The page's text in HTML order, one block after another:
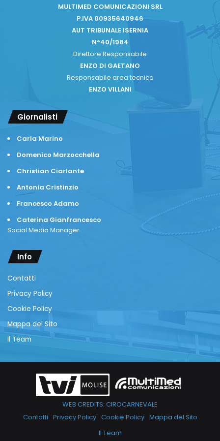
Copy URL
MULTIMED COMUNICAZIONI SRL
P.iVA 00935640946
AUT TRIBUNALE ISERNIA
N°40/1984
Direttore Responsabile
ENZO DI GAETANO
Responsabile area tecnica
ENZO VILLANI
Giornalisti
Carla Marino
Domenico Marzocchella
Christian Ciarlante
Antonia Cristinzio
Francesco Adamo
Caterina Gianfrancesco
Social Media Manager
Info
Contatti
Privacy Policy
Cookie Policy
Mappa del Sito
Il Team
WEB CREDITS: CIROCARNEVALE
Contatti Privacy Policy Cookie Policy Mappa del Sito
Il Team